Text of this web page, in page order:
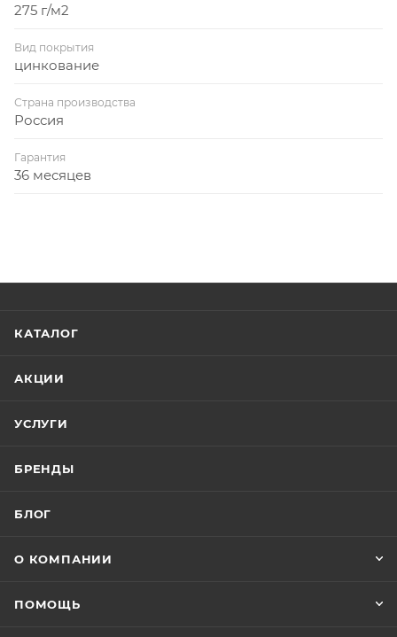
275 г/м2
Вид покрытия
цинкование
Страна производства
Россия
Гарантия
36 месяцев
КАТАЛОГ
АКЦИИ
УСЛУГИ
БРЕНДЫ
БЛОГ
О КОМПАНИИ
ПОМОЩЬ